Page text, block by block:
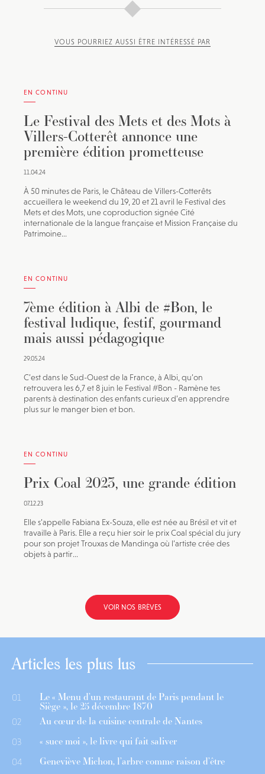
VOUS POURRIEZ AUSSI ÊTRE INTÉRESSÉ PAR
EN CONTINU
Le Festival des Mets et des Mots à
Villers-Cotterêt annonce une
première édition prometteuse
11.04.24
À 50 minutes de Paris, le Château de Villers-Cotterêts
accueillera le weekend du 19, 20 et 21 avril le Festival des
Mets et des Mots, une coproduction signée Cité
internationale de la langue française et Mission Française du
Patrimoine...
EN CONTINU
7ème édition à Albi de #Bon, le
festival ludique, festif, gourmand
mais aussi pédagogique
29.05.24
C’est dans le Sud-Ouest de la France, à Albi, qu’on
retrouvera les 6,7 et 8 juin le Festival #Bon - Ramène tes
parents à destination des enfants curieux d’en apprendre
plus sur le manger bien et bon.
EN CONTINU
Prix Coal 2023, une grande édition
07.12.23
Elle s’appelle Fabiana Ex-Souza, elle est née au Brésil et vit et
travaille à Paris. Elle a reçu hier soir le prix Coal spécial du jury
pour son projet Trouxas de Mandinga où l’artiste crée des
objets à partir...
VOIR NOS BRÈVES
Articles les plus lus
01 Le « Menu d’un restaurant de Paris pendant le
Siège », le 25 décembre 1870
02 Au cœur de la cuisine centrale de Nantes
03 « suce moi », le livre qui fait saliver
04 Geneviève Michon, l’arbre comme raison d’être